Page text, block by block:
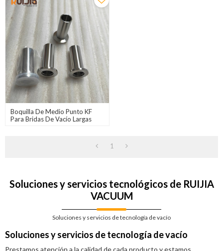
Boquilla De Medio Punto KF
Para Bridas De Vacío Largas
1
Soluciones y servicios tecnológicos de RUIJIA
VACUUM
Soluciones y servicios de tecnología de vacío
Soluciones y servicios de tecnología de vacío